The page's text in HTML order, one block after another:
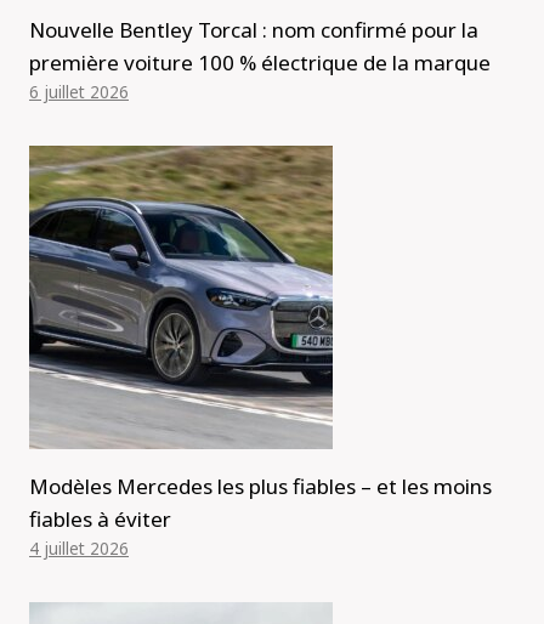
Nouvelle Bentley Torcal : nom confirmé pour la
première voiture 100 % électrique de la marque
6 juillet 2026
Modèles Mercedes les plus fiables – et les moins
fiables à éviter
4 juillet 2026